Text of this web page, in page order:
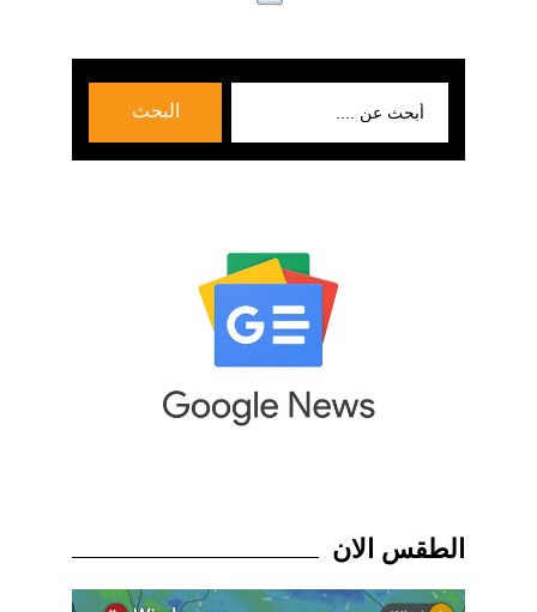
البحث
الطقس الان